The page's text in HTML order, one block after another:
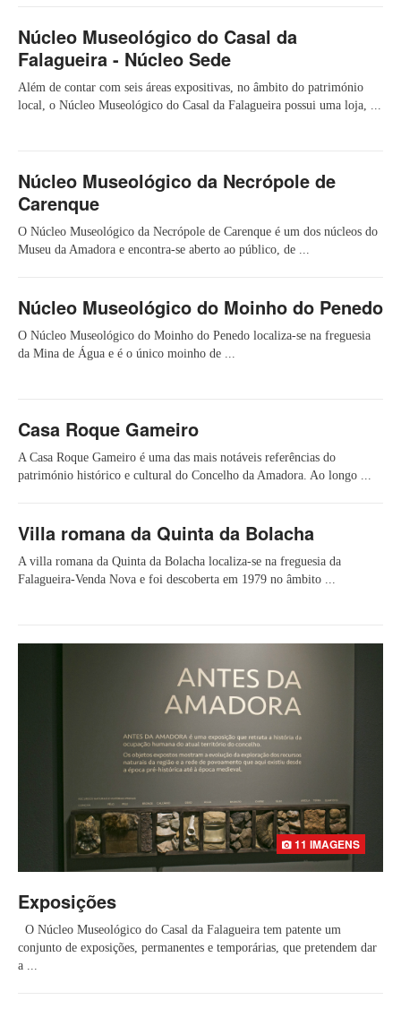
Núcleo Museológico do Casal da
Falagueira - Núcleo Sede
Além de contar com seis áreas expositivas, no âmbito do património
local, o Núcleo Museológico do Casal da Falagueira possui uma loja, ...
Núcleo Museológico da Necrópole de
Carenque
O Núcleo Museológico da Necrópole de Carenque é um dos núcleos do
Museu da Amadora e encontra-se aberto ao público, de ...
Núcleo Museológico do Moinho do Penedo
O Núcleo Museológico do Moinho do Penedo localiza-se na freguesia
da Mina de Água e é o único moinho de ...
Casa Roque Gameiro
A Casa Roque Gameiro é uma das mais notáveis referências do
património histórico e cultural do Concelho da Amadora. Ao longo ...
Villa romana da Quinta da Bolacha
A villa romana da Quinta da Bolacha localiza-se na freguesia da
Falagueira-Venda Nova e foi descoberta em 1979 no âmbito ...
11 IMAGENS
Exposições
O Núcleo Museológico do Casal da Falagueira tem patente um
conjunto de exposições, permanentes e temporárias, que pretendem dar
a ...